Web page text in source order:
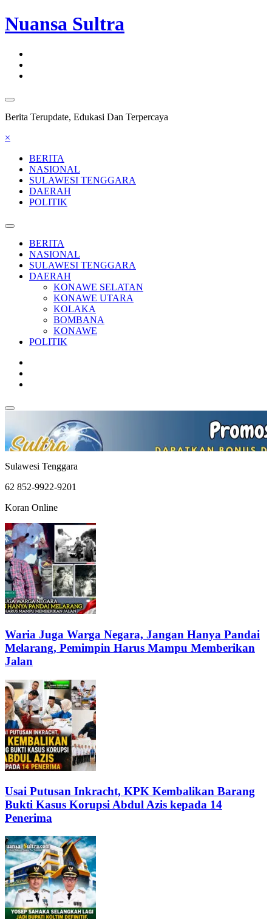
Nuansa Sultra
Berita Terupdate, Edukasi Dan Terpercaya
×
BERITA
NASIONAL
SULAWESI TENGGARA
DAERAH
POLITIK
BERITA
NASIONAL
SULAWESI TENGGARA
DAERAH
KONAWE SELATAN
KONAWE UTARA
KOLAKA
BOMBANA
KONAWE
POLITIK
Sulawesi Tenggara
62 852-9922-9201
Koran Online
Waria Juga Warga Negara, Jangan Hanya Pandai
Melarang, Pemimpin Harus Mampu Memberikan
Jalan
Usai Putusan Inkracht, KPK Kembalikan Barang
Bukti Kasus Korupsi Abdul Azis kepada 14
Penerima